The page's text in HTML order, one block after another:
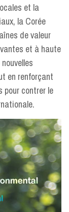
et la
la Corée
de valeur
et à haute
en renforçant
contrer le